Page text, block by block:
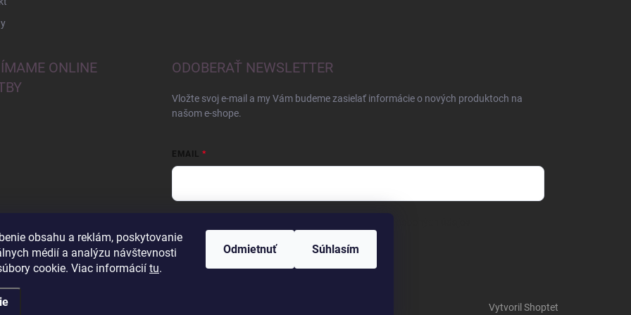
obsahu a reklám, poskytovanie
médií a analýzu návštevnosti
cookie. Viac informácií tu.
Odmietnuť Súhlasím
ONLINE
ODOBERAŤ NEWSLETTER
Vložte svoj e-mail a my Vám budeme zasielať informácie o nových produktoch na
našom e-shope.
EMAIL
Prihlásiť sa
Vytvoril Shoptet
nastavenie cookies